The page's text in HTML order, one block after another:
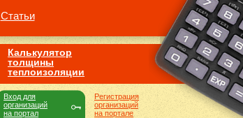
Статьи
Калькулятор
толщины
теплоизоляции
Регистрация
организаций
на портале
Вход для
организаций
на портал